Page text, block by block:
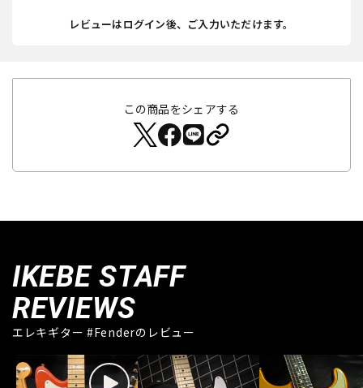
レビューはログイン後、ご入力いただけます。
この商品をシェアする
IKEBE STAFF
REVIEWS
エレキギター #Fenderのレビュー